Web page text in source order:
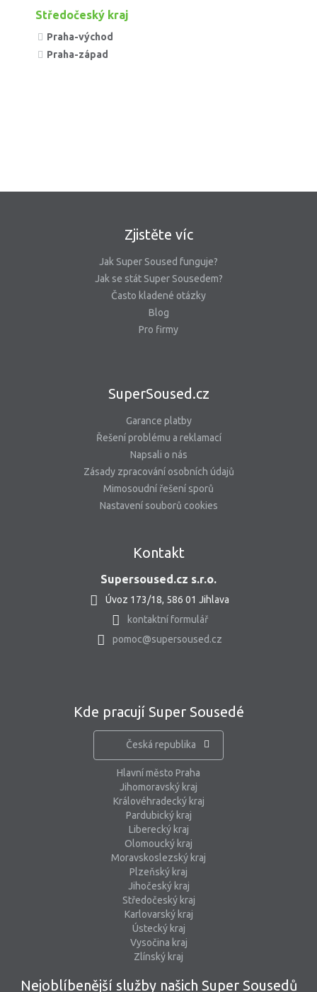
Středočeský kraj
Praha-východ
Praha-západ
Zjistěte víc
Jak Super Soused funguje?
Jak se stát Super Sousedem?
Často kladené otázky
Blog
Pro firmy
SuperSoused.cz
Garance platby
Řešení problému a reklamací
Napsali o nás
Zásady zpracování osobních údajů
Mimosoudní řešení sporů
Nastavení souborů cookies
Kontakt
Supersoused.cz s.r.o.
Úvoz 173/18, 586 01 Jihlava
kontaktní formulář
pomoc@supersoused.cz
Kde pracují Super Sousedé
Česká republika
Hlavní město Praha
Jihomoravský kraj
Královéhradecký kraj
Pardubický kraj
Liberecký kraj
Olomoucký kraj
Moravskoslezský kraj
Plzeňský kraj
Jihočeský kraj
Středočeský kraj
Karlovarský kraj
Ústecký kraj
Vysočina kraj
Zlínský kraj
Nejoblíbenější služby našich Super Sousedů